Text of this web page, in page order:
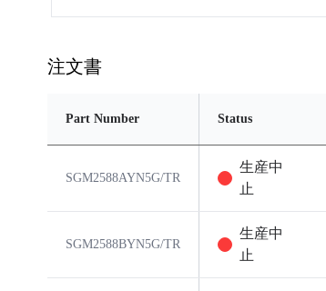
注文書
Part Number Status
SGM2588AYN5G/TR
生産中
止
SGM2588BYN5G/TR
生産中
止